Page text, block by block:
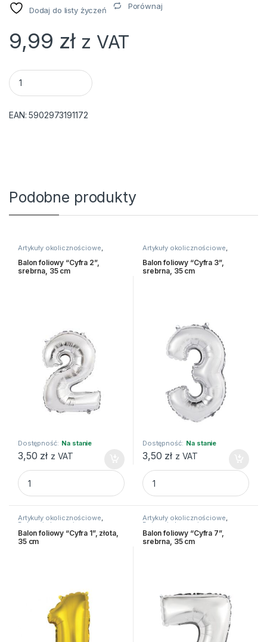
Dodaj do listy życzeń Porównaj
9,99 zł z VAT
Rurki wielokrotnego użytku 7,5x190mm 200szt BIAŁE quantity
EAN:5902973191172
Podobne produkty
Artykuły okolicznościowe
Balony i akcesoria
Balon foliowy “Cyfra 2”,
srebrna, 35 cm
Dostępność: Na stanie
3,50 zł z VAT
Balon foliowy "Cyfra 2", srebrna, 35 cm quantity
Artykuły okolicznościowe
Balony i akcesoria
Balon foliowy “Cyfra 3”,
srebrna, 35 cm
Dostępność: Na stanie
3,50 zł z VAT
Balon foliowy "Cyfra 3",
Artykuły okolicznościowe,
Balony i akcesoria
Balon foliowy “Cyfra 1”, złota,
35 cm
Artykuły okolicznościowe,
Balony i akcesoria
Balon foliowy “Cyfra 7”,
srebrna, 35 cm